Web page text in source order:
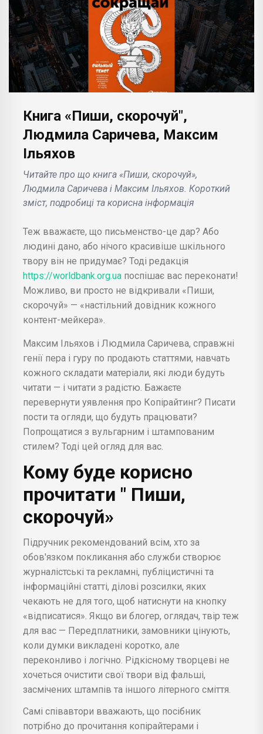
Книга «Пиши, скорочуй",
Людмила Саричева, Максим
Ільяхов
Читайте про що книга «Пиши, скорочуй»,
Людмила Саричева і Максим Ільяхов. Короткий
зміст, подробиці та корисна інформація
Теж вважаєте, що письменство-це дар? Або
людині дано, або нічого красивіше шкільного
твору він не придумає? Тоді редакція
https://worldbank.org.ua поспішає вас переконати!
Можливо, ви просто не відкривали «Пиши,
скорочуй» — «настільний довідник кожного
контент-мейкера».
Максим Ільяхов і Людмила Саричева, справжні
генії пера і гуру по продають статтями, навчать
кожного складати матеріали, які люди будуть
читати — і читати з радістю. Бажаєте
перевернути уявлення про Копірайтинг? Писати
пости та огляди, що будуть працювати?
Попрощатися з вульгарним і штампованим
стилем? Тоді цей огляд для вас.
Кому буде корисно
прочитати " Пиши,
скорочуй»
Підручник рекомендований всім, хто за
обов'язком покликання або служби створює
журналістські та рекламні, публіцистичні та
інформаційні статті, ділові розсилки, яких
чекають не для того, щоб натиснути на кнопку
«відписатися». Якщо ви блогер, оглядач, твір теж
для вас — Передплатники, замовники цінують,
коли думки викладені коротко, але
переконливо і логічно. Рідкісному творцеві не
хочеться очистити свої твори від фальші,
засмічених штампів та іншого літерного сміття.
Самі співавтори вважають, що посібник
потрібно до прочитання копірайтерами і